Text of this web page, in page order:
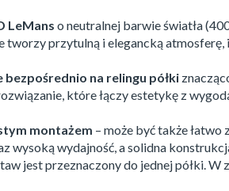
LeMans o neutralnej barwie światła
tworzy przytulną i elegancką
bezpośrednio na relingu półki
które łączy estetykę z
montażem – może być także
wysoką wydajność, a solidna
jest przeznaczony do jednej półki. W